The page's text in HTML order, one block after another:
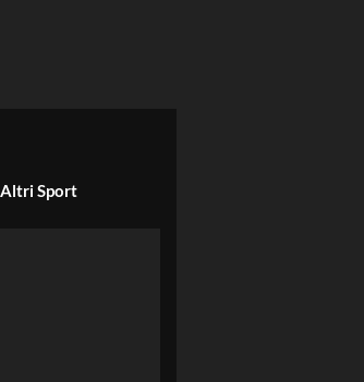
Altri Sport